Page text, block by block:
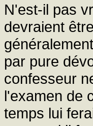
N'est-il pas
devraient
par pure
confesseur
l'examen de
temps lui